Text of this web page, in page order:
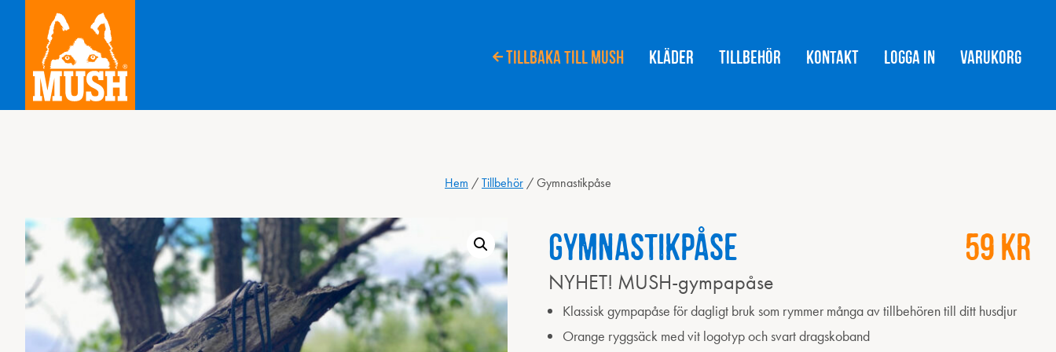
Tillbaka till MUSH Kläder Tillbehör Kontakt Logga in Varukorg
Hem /Tillbehör /Gymnastikpåse
Gymnastikpåse 59 kr
NYHET! MUSH-gympapåse
Klassisk gympapåse för dagligt bruk som rymmer många av tillbehören till ditt husdjur
Orange ryggsäck med vit logotyp och svart dragskoband